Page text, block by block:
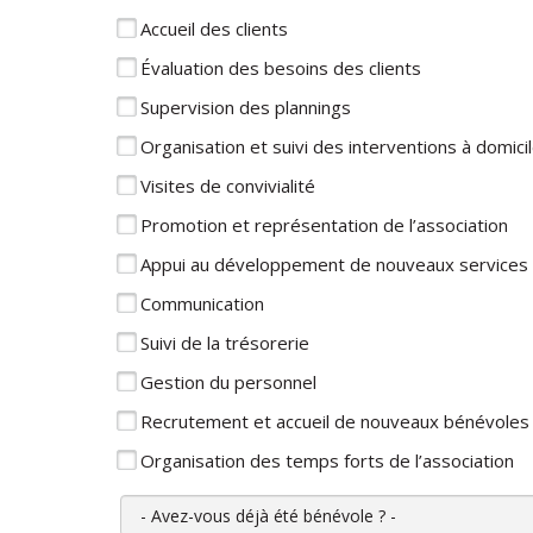
Accueil des clients
Évaluation des besoins des clients
Supervision des plannings
Organisation et suivi des interventions à
Visites de convivialité
Promotion et représentation de l’association
Appui au développement de nouveaux services
Communication
Suivi de la trésorerie
Gestion du personnel
Recrutement et accueil de nouveaux bénévoles
Organisation des temps forts de l’association
Avez-vous déjà été bénévole ?